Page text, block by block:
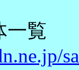
一覧